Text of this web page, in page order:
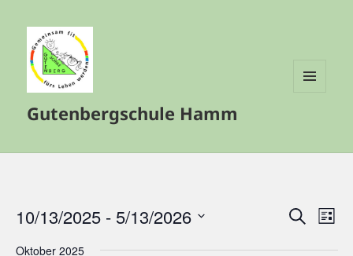
Gutenbergschule Hamm
und
SUCHELISTE
10/13/2025 - 5/13/2026
Oktober 2025